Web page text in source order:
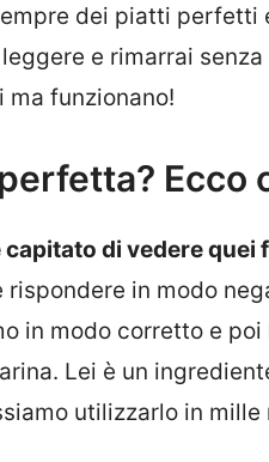
dei piatti perfetti
e rimarrai
ma funzionano!
Ecco
capitato di vedere
rispondere in modo
in modo corretto e
Lei è un
utilizzarlo in mille